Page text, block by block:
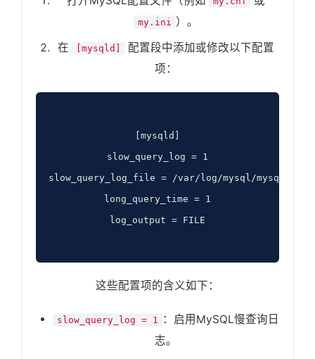
my.ini ）。
在
[mysqld]
配置段中添加或修改以下配置
项：
[mysqld]
slow_query_log = 1
slow_query_log_file = /var/log/mysql/mysql-
long_query_time = 1
log_output = FILE
这些配置项的含义如下：
slow_query_log = 1 ：启用MySQL慢查询日
志。